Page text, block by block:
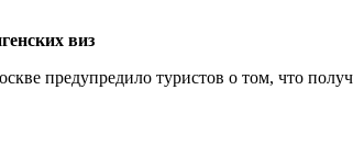
виз
предупредило туристов о том, что